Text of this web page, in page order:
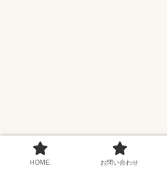
HOME お問い合わせ